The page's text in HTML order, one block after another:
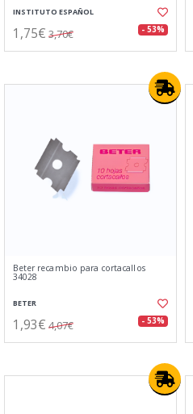
INSTITUTO ESPAÑOL
1,75€ 3,70€ - 53%
Beter recambio para cortacallos
34028
BETER
1,93€ 4,07€ - 53%